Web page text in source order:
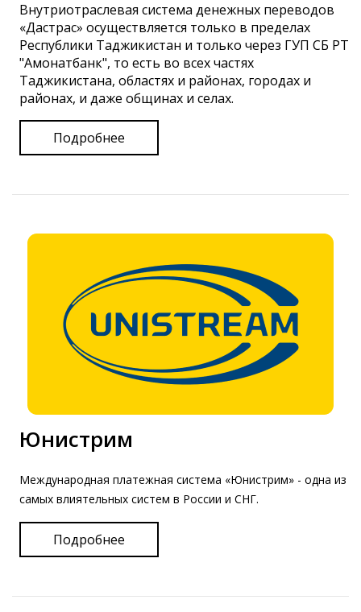
Внутриотраслевая система денежных переводов
«Дастрас» осуществляется только в пределах
Республики Таджикистан и только через ГУП СБ РТ
"Амонатбанк", то есть во всех частях
Таджикистана, областях и районах, городах и
районах, и даже общинах и селах.
Подробнее
Юнистрим
Международная платежная система «Юнистрим» - одна из
самых влиятельных систем в России и СНГ.
Подробнее